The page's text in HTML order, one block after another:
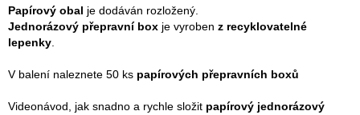
Papírový obal je dodáván rozložený.
Jednorázový přepravní box je vyroben z recyklovatelné
lepenky
V balení naleznete 50 ks papírových přepravních boxů
Videonávod, jak snadno a rychle složit papírový jednorázový